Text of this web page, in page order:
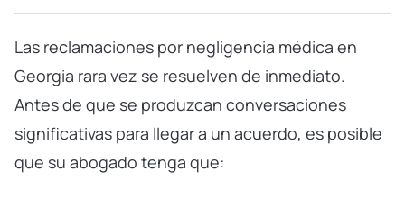
Las reclamaciones por negligencia médica en
Georgia rara vez se resuelven de inmediato.
Antes de que se produzcan conversaciones
significativas para llegar a un acuerdo, es posible
que su abogado tenga que: